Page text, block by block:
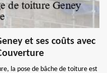
et ses coûts avec
la pose de bâche de toiture est